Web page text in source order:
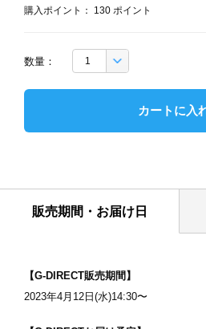
購入ポイント：
130 ポイント
数量：
カートに入
販売期間・お届け日
【G-DIRECT販売期間】
2023年4月12日(水)14:30〜